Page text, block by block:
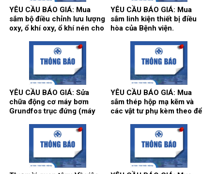
YÊU CẦU BÁO GIÁ: Mua
sắm bộ điều chỉnh lưu lượng
oxy, ổ khí oxy, ổ khí nén cho
YÊU CẦU BÁO GIÁ: Mua
sắm linh kiện thiết bị điều
hòa của Bệnh viện.
YÊU CẦU BÁO GIÁ: Sửa
chữa động cơ máy bơm
Grundfos trục đứng (máy
trục ngang (máy bơm số 3)
tại trạm bơm nước tổng của
Bệnh viện.
YÊU CẦU BÁO GIÁ: Mua
sắm thép hộp mạ kẽm và
các vật tư phụ kèm theo để
làm vách, cửa, điều hòa
thông gió phục vụ hoạt động
theo yêu cầu tại Bệnh viện.